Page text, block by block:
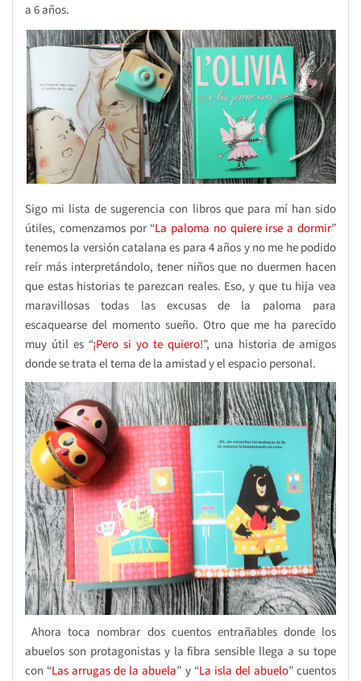
a 6 años.
Sigo mi lista de sugerencia con libros que para mí han sido
útiles, comenzamos por “La paloma no quiere irse a dormir”
tenemos la versión catalana es para 4 años y no me he podido
reír más interpretándolo, tener niños que no duermen hacen
que estas historias te parezcan reales. Eso, y que tu hija vea
maravillosas todas las excusas de la paloma para
escaquearse del momento sueño. Otro que me ha parecido
muy útil es “¡Pero si yo te quiero!”, una historia de amigos
donde se trata el tema de la amistad y el espacio personal.
Ahora toca nombrar dos cuentos entrañables donde los
abuelos son protagonistas y la fibra sensible llega a su tope
con “Las arrugas de la abuela” y “La isla del abuelo” cuentos